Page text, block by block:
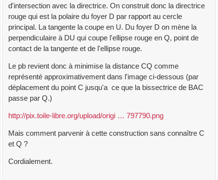
d'intersection avec la directrice. On construit donc la directrice
rouge qui est la polaire du foyer D par rapport au cercle
principal. La tangente la coupe en U. Du foyer D on mène la
perpendiculaire à DU qui coupe l'ellipse rouge en Q, point de
contact de la tangente et de l'ellipse rouge.
Le pb revient donc à minimise la distance CQ comme
représenté approximativement dans l'image ci-dessous (par
déplacement du point C jusqu'a ce que la bissectrice de BAC
passe par Q.)
http://pix.toile-libre.org/upload/origi … 797790.png
Mais comment parvenir à cette construction sans connaître C
et Q ?
Cordialement.